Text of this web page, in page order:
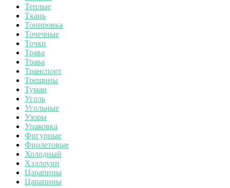
Теплые
Ткань
Тонировка
Точечные
Точки
Трава
Трава
Транспорт
Трещины
Туман
Уголь
Угольные
Узоры
Упаковка
Фигурные
Фиолетовые
Холодный
Хэллоуин
Царапины
Царапины